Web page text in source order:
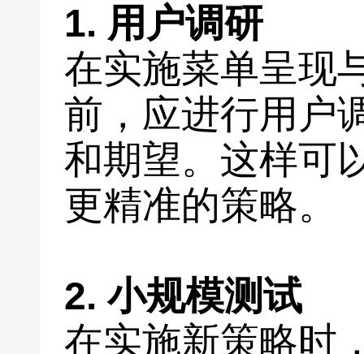
1. 用户调研
在实施菜单呈现
前，应进行用户
和期望。这样可
更精准的策略。
2. 小规模测试
在实施新策略时